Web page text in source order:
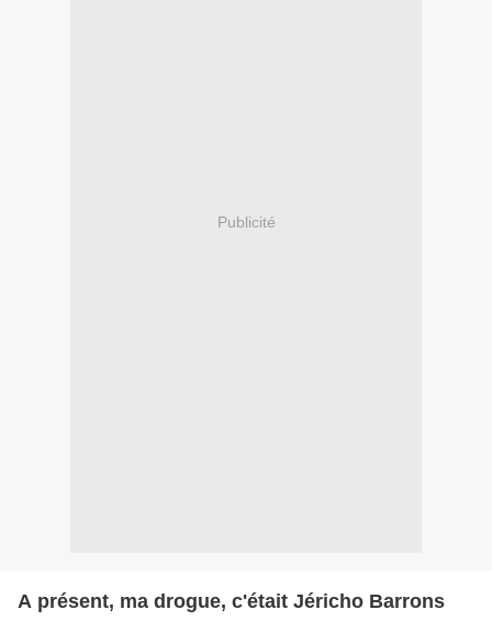
Publicité
A présent, ma drogue, c'était Jéricho Barrons